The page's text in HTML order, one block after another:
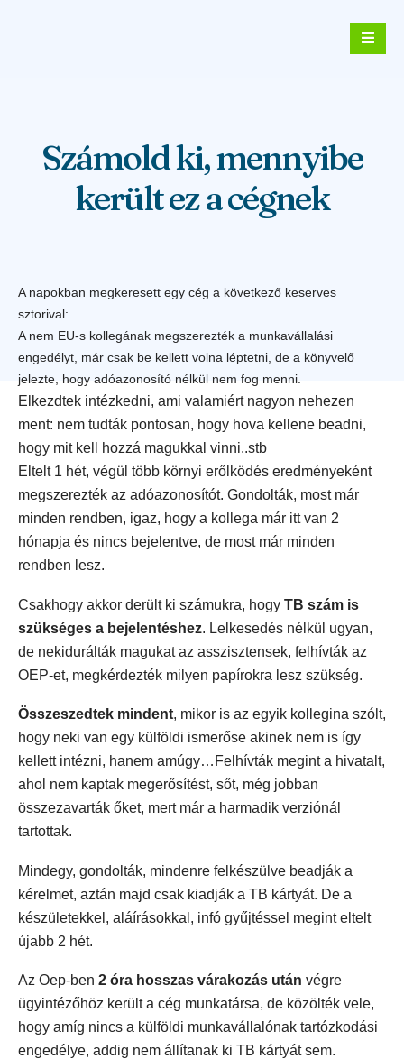
Számold ki, mennyibe
került ez a cégnek
A napokban megkeresett egy cég a következő keserves
sztorival:
A nem EU-s kollegának megszerezték a munkavállalási
engedélyt, már csak be kellett volna léptetni, de a könyvelő
jelezte, hogy adóazonosító nélkül nem fog menni.
Elkezdtek intézkedni, ami valamiért nagyon nehezen
ment: nem tudták pontosan, hogy hova kellene beadni,
hogy mit kell hozzá magukkal vinni..stb
Eltelt 1 hét, végül több környi erőlködés eredményeként
megszerezték az adóazonosítót. Gondolták, most már
minden rendben, igaz, hogy a kollega már itt van 2
hónapja és nincs bejelentve, de most már minden
rendben lesz.
Csakhogy akkor derült ki számukra, hogy TB szám is
szükséges a bejelentéshez. Lelkesedés nélkül ugyan,
de nekidurálták magukat az asszisztensek, felhívták az
OEP-et, megkérdezték milyen papírokra lesz szükség.
Összeszedtek mindent, mikor is az egyik kollegina szólt,
hogy neki van egy külföldi ismerőse akinek nem is így
kellett intézni, hanem amúgy…Felhívták megint a hivatalt,
ahol nem kaptak megerősítést, sőt, még jobban
összezavarták őket, mert már a harmadik verziónál
tartottak.
Mindegy, gondolták, mindenre felkészülve beadják a
kérelmet, aztán majd csak kiadják a TB kártyát. De a
készületekkel, aláírásokkal, infó gyűjtéssel megint eltelt
újabb 2 hét.
Az Oep-ben 2 óra hosszas várakozás után végre
ügyintézőhöz került a cég munkatársa, de közölték vele,
hogy amíg nincs a külföldi munkavállalónak tartózkodási
engedélye, addig nem állítanak ki TB kártyát sem.